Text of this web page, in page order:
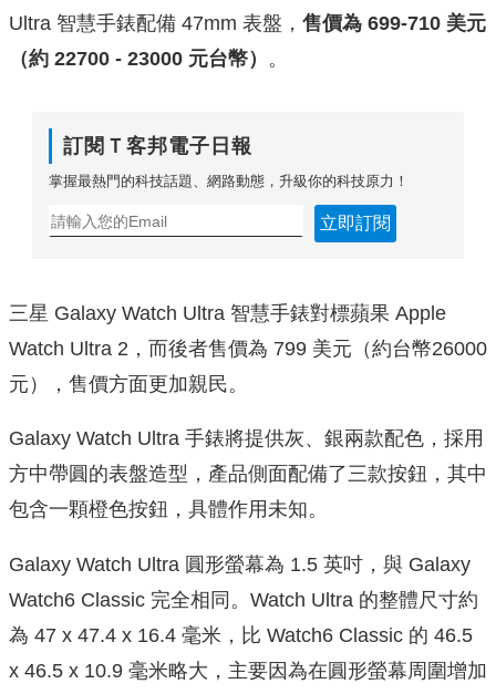
Ultra 智慧手錶配備 47mm 表盤， 售價為 699-710 美元
（約 22700 - 23000 元台幣） 。
訂閱Ｔ客邦電子日報
掌握最熱門的科技話題、網路動態，升級你的科技原力！
立即訂閱
三星 Galaxy Watch Ultra 智慧手錶對標蘋果 Apple
Watch Ultra 2，而後者售價為 799 美元（約台幣26000
元），售價方面更加親民。
Galaxy Watch Ultra 手錶將提供灰、銀兩款配色，採用
方中帶圓的表盤造型，產品側面配備了三款按鈕，其中
包含一顆橙色按鈕，具體作用未知。
Galaxy Watch Ultra 圓形螢幕為 1.5 英吋，與 Galaxy
Watch6 Classic 完全相同。Watch Ultra 的整體尺寸約
為 47 x 47.4 x 16.4 毫米，比 Watch6 Classic 的 46.5
x 46.5 x 10.9 毫米略大，主要因為在圓形螢幕周圍增加